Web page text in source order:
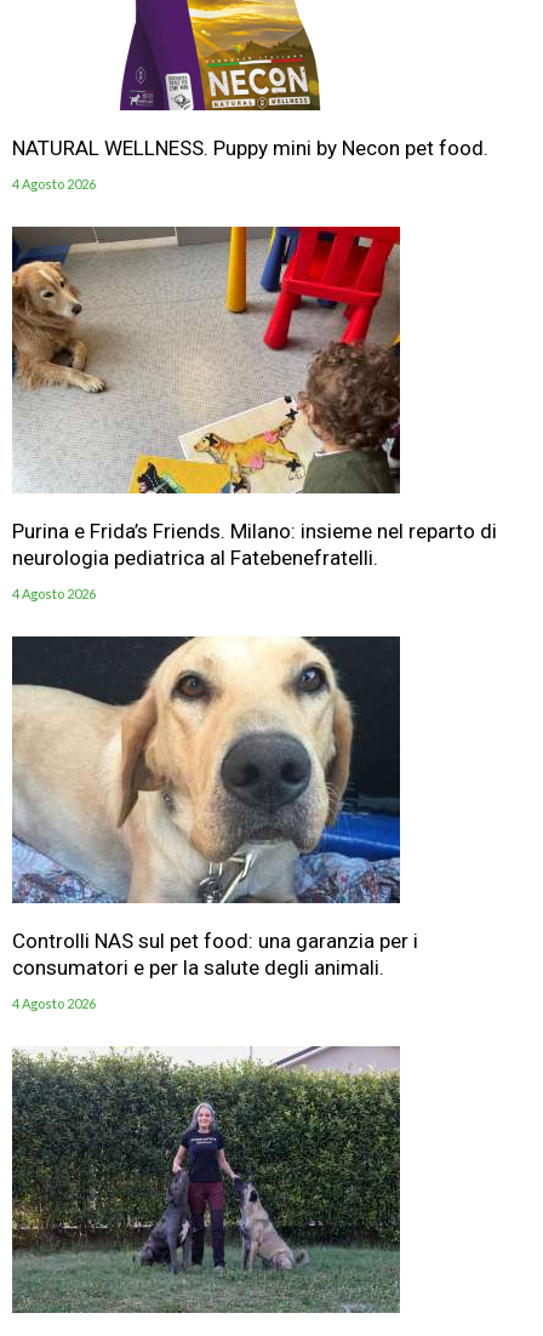
NATURAL WELLNESS. Puppy mini by Necon pet food.
4 Agosto 2026
Purina e Frida’s Friends. Milano: insieme nel reparto di
neurologia pediatrica al Fatebenefratelli.
4 Agosto 2026
Controlli NAS sul pet food: una garanzia per i
consumatori e per la salute degli animali.
4 Agosto 2026